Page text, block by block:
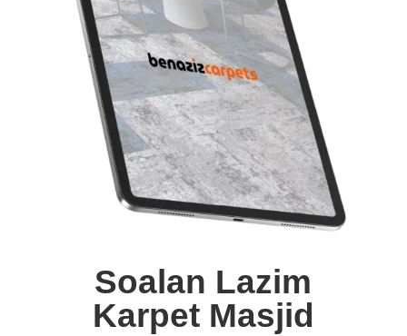
Soalan Lazim
Karpet Masjid